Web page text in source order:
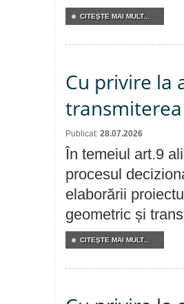
CITEŞTE MAI MULT...
Cu privire la
Publicat: 28.07.2026
În temeiul art.9
procesul
elaborării
geometric și
CITEŞTE MAI MULT...